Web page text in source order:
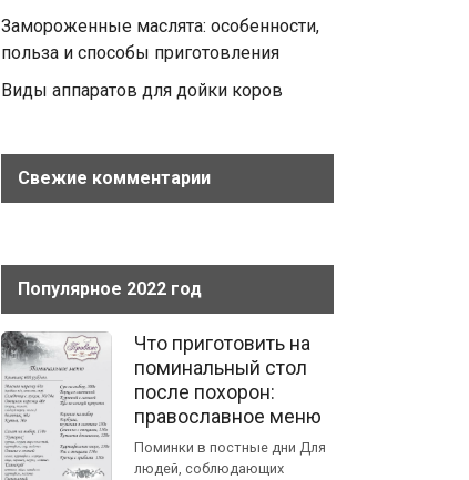
Замороженные маслята: особенности,
польза и способы приготовления
Виды аппаратов для дойки коров
Свежие комментарии
Популярное 2022 год
Что приготовить на
поминальный стол
после похорон:
православное меню
Поминки в постные дни Для
людей, соблюдающих